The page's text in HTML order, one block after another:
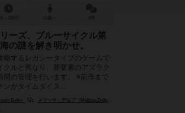
ーズ、ブルーサイクル第
の謎を解き明かせ。
略するレガシータイプのゲームで
クルと異なり、新要素のアズラク
間の管理を行います。 ※前作まで
ンがタイムダイス...
Delp） メリッサ・デルプ（Melissa Delp）